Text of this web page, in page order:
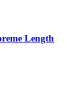
Length